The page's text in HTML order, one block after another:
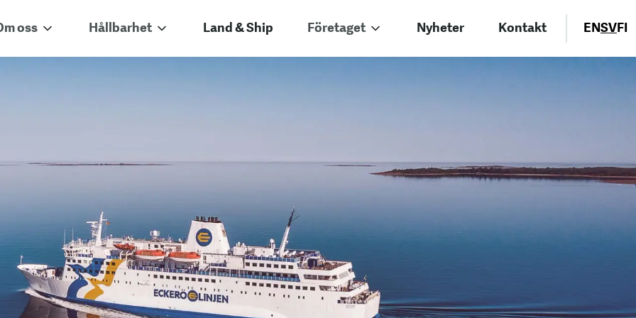
oss Hållbarhet Land & Ship Företaget Nyheter Kontakt ENSVFI